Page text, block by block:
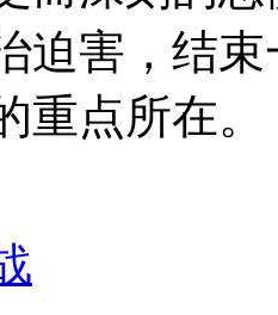
迫害，结
重点所在。